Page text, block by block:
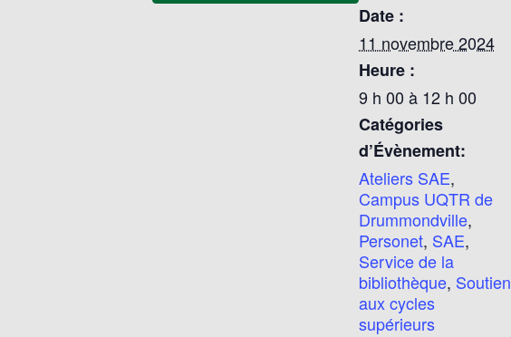
Date :
11 novembre 2024
Heure :
9 h 00 à 12 h 00
Catégories
d’Évènement:
Ateliers SAE,
Campus UQTR de
Drummondville,
Personet, SAE,
Service de la
bibliothèque, Soutien
aux cycles
supérieurs